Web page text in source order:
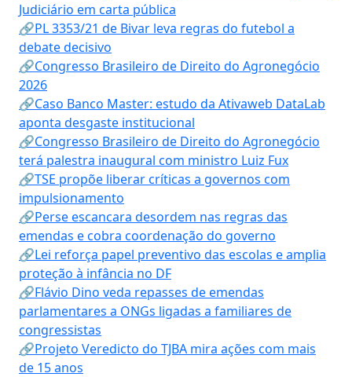
Judiciário em carta pública
🔗PL 3353/21 de Bivar leva regras do futebol a
debate decisivo
🔗Congresso Brasileiro de Direito do Agronegócio
2026
🔗Caso Banco Master: estudo da Ativaweb DataLab
aponta desgaste institucional
🔗Congresso Brasileiro de Direito do Agronegócio
terá palestra inaugural com ministro Luiz Fux
🔗TSE propõe liberar críticas a governos com
impulsionamento
🔗Perse escancara desordem nas regras das
emendas e cobra coordenação do governo
🔗Lei reforça papel preventivo das escolas e amplia
proteção à infância no DF
🔗Flávio Dino veda repasses de emendas
parlamentares a ONGs ligadas a familiares de
congressistas
🔗Projeto Veredicto do TJBA mira ações com mais
de 15 anos